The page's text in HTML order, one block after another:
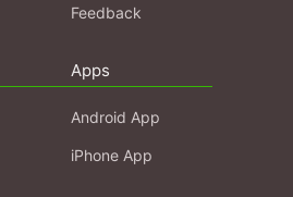
Feedback
Apps
Android App
iPhone App